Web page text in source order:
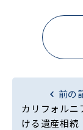
前の
カリフォルニ
ける遺産相続